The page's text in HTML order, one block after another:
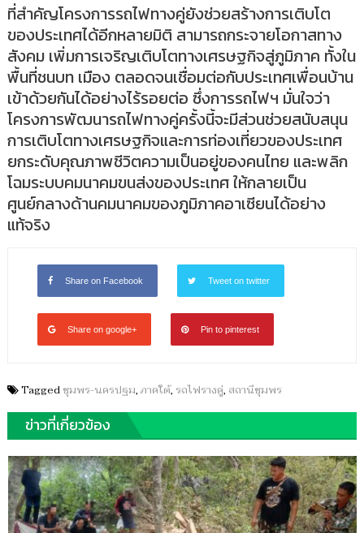
ที่สำคัญโครงการรถไฟทางคู่ยังช่วยสร้างการเติบโต
ของประเทศได้อีกหลายมิติ สามารถกระจายโอกาสทาง
สังคม เพิ่มการเจริญเติบโตทางเศรษฐกิจสู่ภูมิภาค ทั้งใน
พื้นที่ชนบท เมือง ตลอดจนเชื่อมต่อกับประเทศเพื่อนบ้าน
เข้าด้วยกันได้อย่างไร้รอยต่อ ซึ่งการรถไฟฯ มั่นใจว่า
โครงการพัฒนารถไฟทางคู่ครั้งนี้จะมีส่วนช่วยสนับสนุน
การเติบโตทางเศรษฐกิจและการท่องเที่ยวของประเทศ
ยกระดับคุณภาพชีวิตความเป็นอยู่ของคนไทย และพลิก
โฉมระบบคมนาคมขนส่งของประเทศ ให้กลายเป็น
ศูนย์กลางด้านคมนาคมของภูมิภาคอาเซียนได้อย่าง
แท้จริง
Share on Facebook Tweet on twitter
Share on google+ Pin to pinterest
Taggedชุมพร-นครปฐม,ภาคใต้, รถไฟรางคู่, สถานีชุมพร
ข่าวที่เกี่ยวข้อง